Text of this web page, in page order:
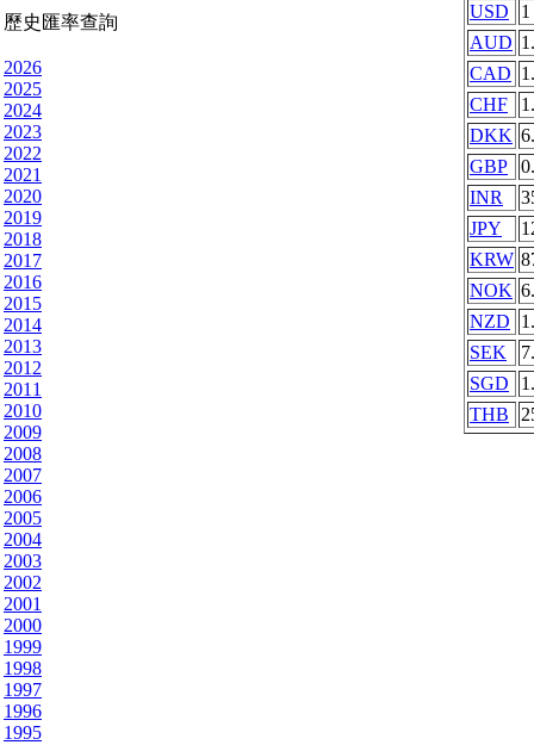
歷史匯率查詢
2026
2025
2024
2023
2022
2021
2020
2019
2018
2017
2016
2015
2014
2013
2012
2011
2010
2009
2008
2007
2006
2005
2004
2003
2002
2001
2000
1999
1998
1997
1996
1995
USD
1
AUD
CAD
CHF
DKK
GBP
INR
JPY
KRW
NOK
NZD
SEK
SGD
THB